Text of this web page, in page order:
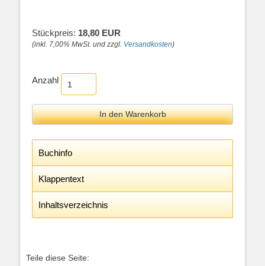
Stückpreis: 18,80 EUR
(inkl. 7,00% MwSt. und zzgl. Versandkosten)
Anzahl
Buchinfo
Klappentext
Inhaltsverzeichnis
Teile diese Seite: